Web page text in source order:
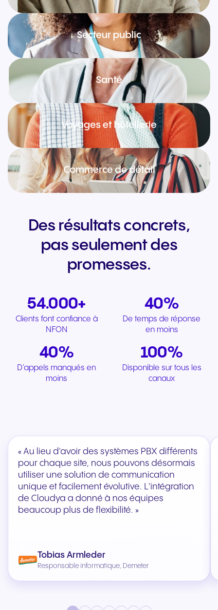
Secteur public
Santé
Voyages et hôtellerie
Commerce de détail
Des résultats concrets,
pas seulement des
promesses.
54.000+
Clients font confiance à
NFON
40%
De temps de réponse
en moins
40%
D’appels manqués en
moins
100%
Disponible sur tous les
canaux
« Au lieu d'avoir des systèmes PBX différents
pour chaque site, nous pouvons désormais
utiliser une solution de communication
unique et facilement évolutive. L'intégration
de Cloudya a donné à nos équipes
beaucoup plus de flexibilité. »
Tobias Armleder
Responsable informatique, Demeter